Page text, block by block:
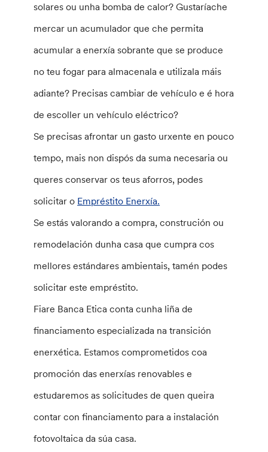
solares ou unha bomba de calor? Gustaríache
mercar un acumulador que che permita
acumular a enerxía sobrante que se produce
no teu fogar para almacenala e utilizala máis
adiante? Precisas cambiar de vehículo e é hora
de escoller un vehículo eléctrico?
Se precisas afrontar un gasto urxente en pouco
tempo, mais non dispós da suma necesaria ou
queres conservar os teus aforros, podes
solicitar o Empréstito Enerxía.
Se estás valorando a compra, construción ou
remodelación dunha casa que cumpra cos
mellores estándares ambientais, tamén podes
solicitar este empréstito.
Fiare Banca Etica conta cunha liña de
financiamento especializada na transición
enerxética. Estamos comprometidos coa
promoción das enerxías renovables e
estudaremos as solicitudes de quen queira
contar con financiamento para a instalación
fotovoltaica da súa casa.